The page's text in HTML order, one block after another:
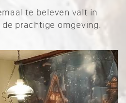
te beleven valt in
prachtige omgeving.